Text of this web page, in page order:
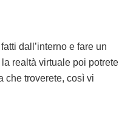
dall’interno e fare un
realtà virtuale poi potrete
che troverete, così vi